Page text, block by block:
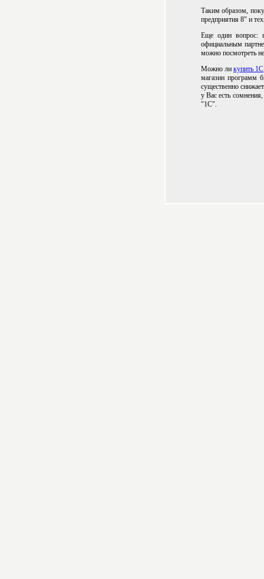
Таким образом,
предприятия 8" и
Еще один вопрос:
официальным
можно посмотреть
Можно ликупить 1С
магазин программ
существенно
у Вас есть
"1С".